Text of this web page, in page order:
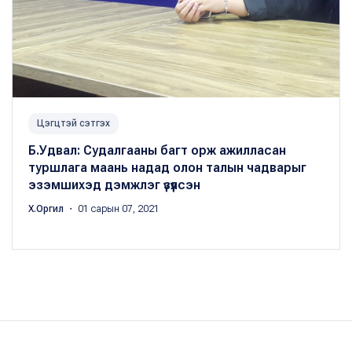
Цэгцтэй сэтгэх
Б.Удвал: Судалгааны багт орж ажилласан
туршлага маань надад олон талын чадварыг
эзэмшихэд дэмжлэг үзүүлсэн
Х.Оргил ・ 01 сарын 07, 2021